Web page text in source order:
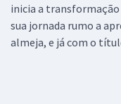
inicia a transformação
sua jornada rumo a
almeja, e já com o